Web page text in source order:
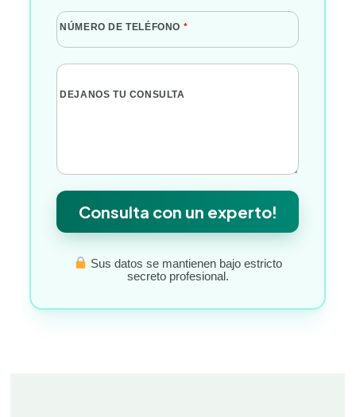
NÚMERO DE TELÉFONO *
DEJANOS TU CONSULTA
Consulta con un experto!
Sus datos se mantienen bajo estricto
secreto profesional.